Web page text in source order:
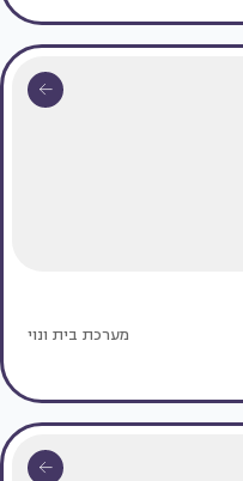
מערכת בית ונוי